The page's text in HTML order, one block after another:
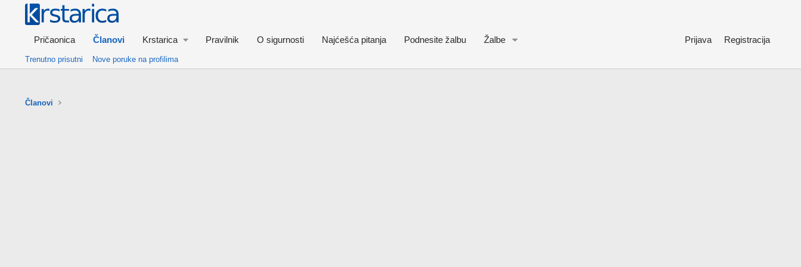
Pričaonica Članovi Krstarica Pravilnik O sigurnosti Najćešća pitanja Podnesite žalbu Žalbe Prijava Registracija
Trenutno prisutni Nove poruke na profilima
Članovi